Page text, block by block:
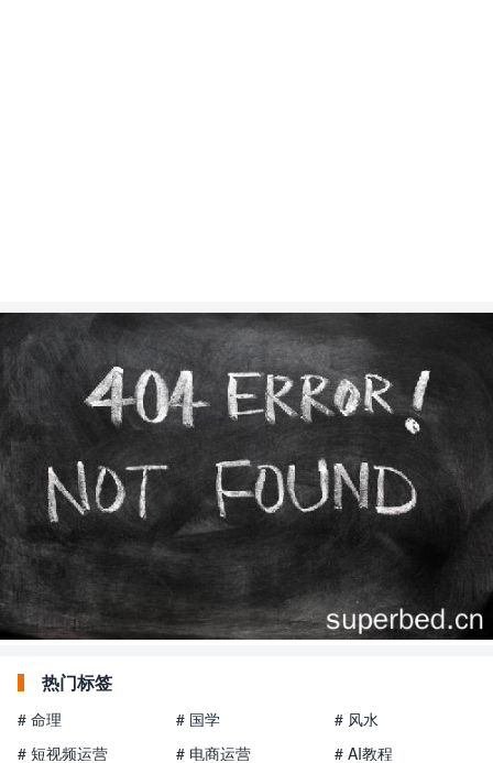
热门标签
# 命理 # 国学
# 风水
# 短视频运营
# 电商运营
# AI教程